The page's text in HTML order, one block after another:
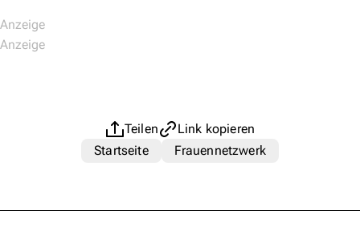
Teilen
Link kopieren
Startseite
Frauennetzwerk